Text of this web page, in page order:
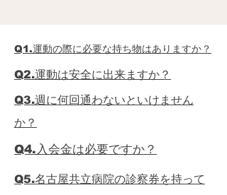
Q1.運動の際に必要な持ち物はありますか？
Q2.運動は安全に出来ますか？
Q3.週に何回通わないといけません
か？
Q4.入会金は必要ですか？
Q5.名古屋共立病院の診察券を持って